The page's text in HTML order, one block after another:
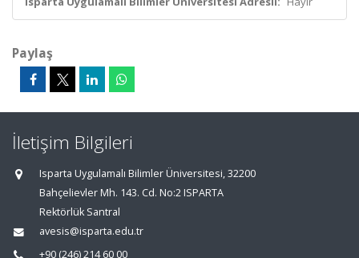
Paylaş
İletişim Bilgileri
Isparta Uygulamalı Bilimler Üniversitesi, 32200
Bahçelievler Mh. 143. Cd. No:2 ISPARTA
Rektörlük Santral
avesis@isparta.edu.tr
+90 (246) 214 60 00